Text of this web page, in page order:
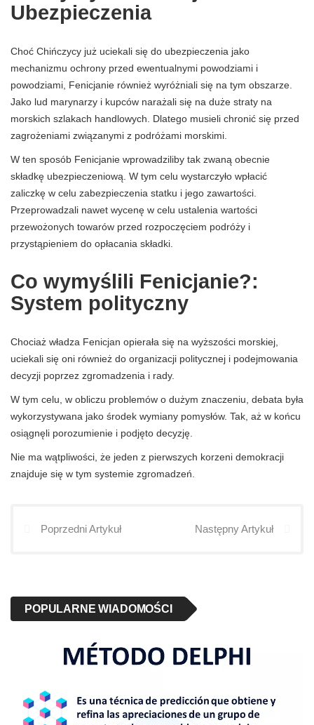
Ubezpieczenia
Choć Chińczycy już uciekali się do ubezpieczenia jako
mechanizmu ochrony przed ewentualnymi powodziami i
powodziami, Fenicjanie również wyróżniali się na tym obszarze.
Jako lud marynarzy i kupców narażali się na duże straty na
morskich szlakach handlowych. Dlatego musieli chronić się przed
zagrożeniami związanymi z podróżami morskimi.
W ten sposób Fenicjanie wprowadziliby tak zwaną obecnie
składkę ubezpieczeniową. W tym celu wystarczyło wpłacić
zaliczkę w celu zabezpieczenia statku i jego zawartości.
Przeprowadzali nawet wycenę w celu ustalenia wartości
przewożonych towarów przed rozpoczęciem podróży i
przystąpieniem do opłacania składki.
Co wymyślili Fenicjanie?:
System polityczny
Chociaż władza Fenicjan opierała się na wyższości morskiej,
uciekali się oni również do organizacji politycznej i podejmowania
decyzji poprzez zgromadzenia i rady.
W tym celu, w obliczu problemów o dużym znaczeniu, debata była
wykorzystywana jako środek wymiany pomysłów. Tak, aż w końcu
osiągnęli porozumienie i podjęto decyzję.
Nie ma wątpliwości, że jeden z pierwszych korzeni demokracji
znajduje się w tym systemie zgromadzeń.
Poprzedni Artykuł Następny Artykuł
POPULARNE WIADOMOŚCI